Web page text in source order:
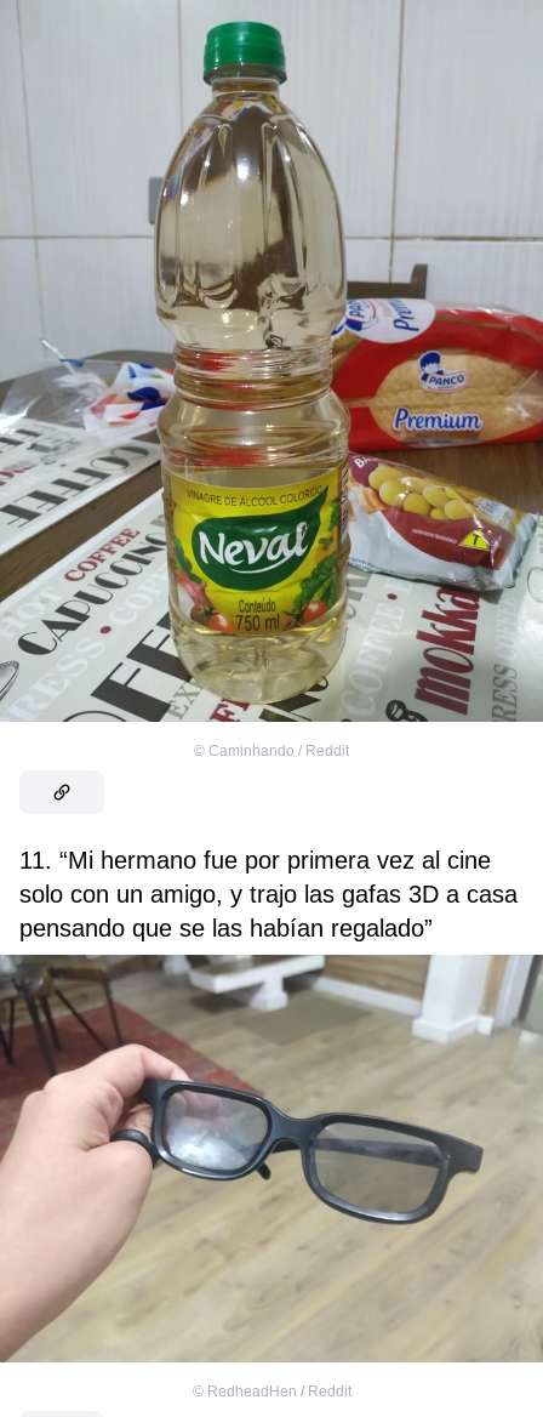
© Caminhando / Reddit
11. “Mi hermano fue por primera vez al cine
solo con un amigo, y trajo las gafas 3D a casa
pensando que se las habían regalado”
© RedheadHen / Reddit